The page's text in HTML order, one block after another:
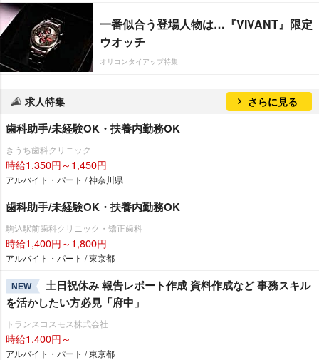
一番似合う登場人物は…『VIVANT』限定
ウオッチ
オリコンタイアップ特集
求人特集 さらに見る
歯科助手/未経験OK・扶養内勤務OK
きうち歯科クリニック
時給1,350円～1,450円
アルバイト・パート / 神奈川県
歯科助手/未経験OK・扶養内勤務OK
駒込駅前歯科クリニック・矯正歯科
時給1,400円～1,800円
アルバイト・パート / 東京都
NEW
土日祝休み 報告レポート作成 資料作成など 事務スキル
を活かしたい方必見「府中」
トランスコスモス株式会社
時給1,400円～
アルバイト・パート / 東京都